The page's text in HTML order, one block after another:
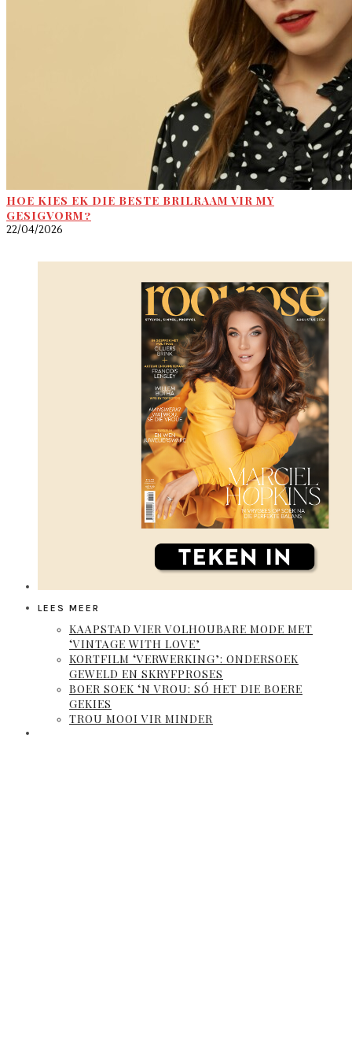
HOE KIES EK DIE BESTE BRILRAAM VIR MY
GESIGVORM?
22/04/2026
LEES MEER
KAAPSTAD VIER VOLHOUBARE MODE MET
‘VINTAGE WITH LOVE’
KORTFILM ‘VERWERKING’: ONDERSOEK
GEWELD EN SKRYFPROSES
BOER SOEK ‘N VROU: SÓ HET DIE BOERE
GEKIES
TROU MOOI VIR MINDER